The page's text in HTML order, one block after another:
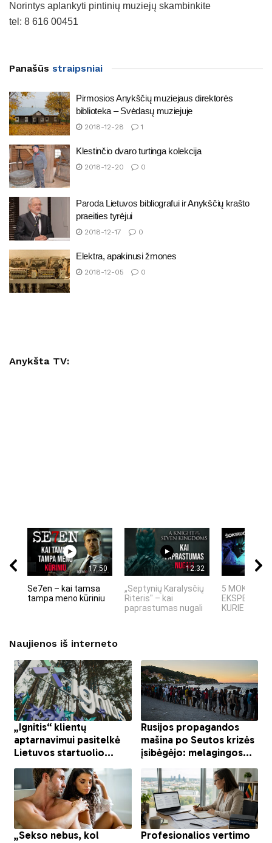
Norintys aplankyti pintinių muziejų skambinkite
tel: 8 616 00451
Panašūs straipsniai
Pirmosios Anykščių muziejaus direktorės
biblioteka – Svėdasų muziejuje
2018-12-28 1
Klestinčio dvaro turtinga kolekcija
2018-12-20 0
Paroda Lietuvos bibliografui ir Anykščių krašto
praeities tyrėjui
2018-12-17 0
Elektra, apakinusi žmones
2018-12-05 0
Anykšta TV:
17:50
Se7en – kai tamsa
tampa meno kūriniu
12:32
„Septynių Karalysčių
Riteris" – kai
paprastumas nugali
5 MOKSLINIAI
KURIE
Naujienos iš interneto